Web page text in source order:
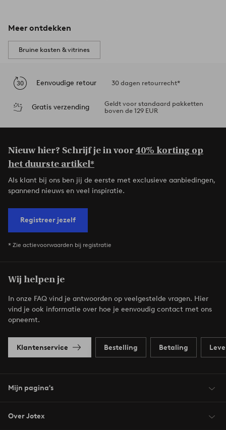
Meer ontdekken
Bruine kasten & vitrines
Eenvoudige retour 30 dagen retourrecht*
Gratis verzending
Geldt voor standaard pakketten
boven de 129 EUR
Nieuw hier? Schrijf je in voor40% korting op
het duurste artikel*
Als klant bij ons ben jij de eerste met exclusieve aanbiedingen,
spannend nieuws en veel inspiratie.
Registreer jezelf
* Zie actievoorwaarden bij registratie
Wij helpen je
In onze FAQ vind je antwoorden op veelgestelde vragen. Hier
vind je ook informatie over hoe je eenvoudig contact met ons
opneemt.
Klantenservice Bestelling Betaling
Mijn pagina's
Over Jotex